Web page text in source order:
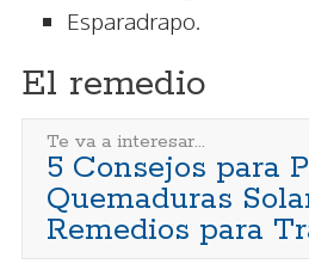
Esparadrapo.
El remedio
Te va a interesar...
5 Consejos para
Quemaduras
Remedios para